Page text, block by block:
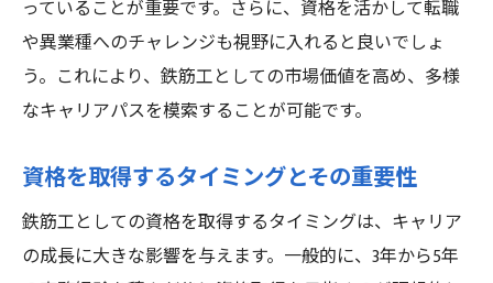
っていることが重要です。さらに、資格を活かして転職
や異業種へのチャレンジも視野に入れると良いでしょ
う。これにより、鉄筋工としての市場価値を高め、多様
なキャリアパスを模索することが可能です。
資格を取得するタイミングとその重要性
鉄筋工としての資格を取得するタイミングは、キャリア
の成長に大きな影響を与えます。一般的に、3年から5年